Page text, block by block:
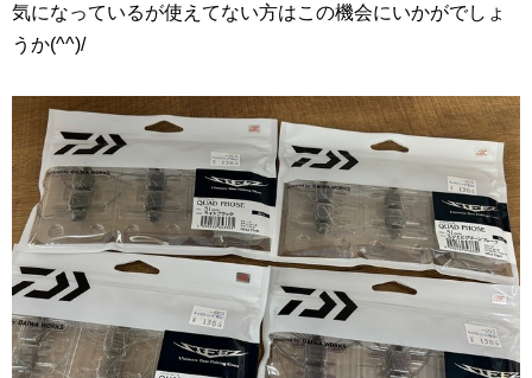
気になっているが使えてない方はこの機会にいかがでしょ
うか(^^)/